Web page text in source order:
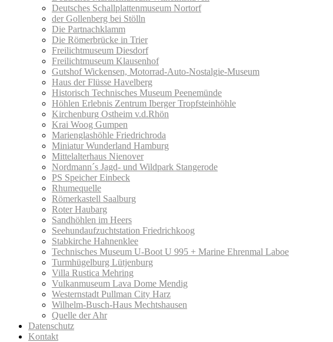
Deutsches Schallplattenmuseum Nortorf
der Gollenberg bei Stölln
Die Partnachklamm
Die Römerbrücke in Trier
Freilichtmuseum Diesdorf
Freilichtmuseum Klausenhof
Gutshof Wickensen, Motorrad-Auto-Nostalgie-Museum
Haus der Flüsse Havelberg
Historisch Technisches Museum Peenemünde
Höhlen Erlebnis Zentrum Iberger Tropfsteinhöhle
Kirchenburg Ostheim v.d.Rhön
Krai Woog Gumpen
Marienglashöhle Friedrichroda
Miniatur Wunderland Hamburg
Mittelalterhaus Nienover
Nordmann´s Jagd- und Wildpark Stangerode
PS Speicher Einbeck
Rhumequelle
Römerkastell Saalburg
Roter Haubarg
Sandhöhlen im Heers
Seehundaufzuchtstation Friedrichkoog
Stabkirche Hahnenklee
Technisches Museum U-Boot U 995 + Marine Ehrenmal Laboe
Turmhügelburg Lütjenburg
Villa Rustica Mehring
Vulkanmuseum Lava Dome Mendig
Westernstadt Pullman City Harz
Wilhelm-Busch-Haus Mechtshausen
Quelle der Ahr
Datenschutz
Kontakt